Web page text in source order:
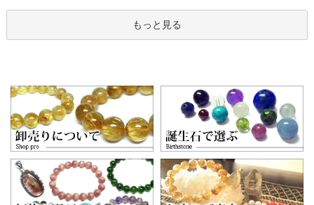
もっと見る